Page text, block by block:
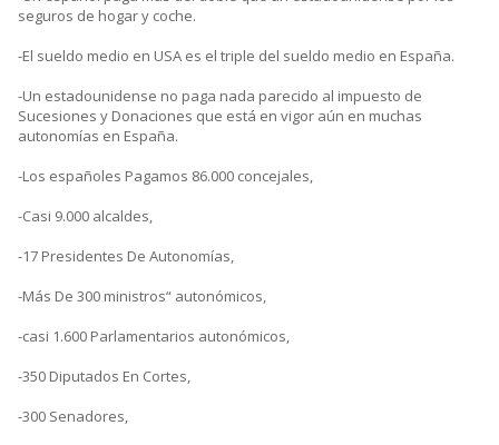
seguros de hogar y coche.
-El sueldo medio en USA es el triple del sueldo medio en España.
-Un estadounidense no paga nada parecido al impuesto de
Sucesiones y Donaciones que está en vigor aún en muchas
autonomías en España.
-Los españoles Pagamos 86.000 concejales,
-Casi 9.000 alcaldes,
-17 Presidentes De Autonomías,
-Más De 300 ministros“ autonómicos,
-casi 1.600 Parlamentarios autonómicos,
-350 Diputados En Cortes,
-300 Senadores,